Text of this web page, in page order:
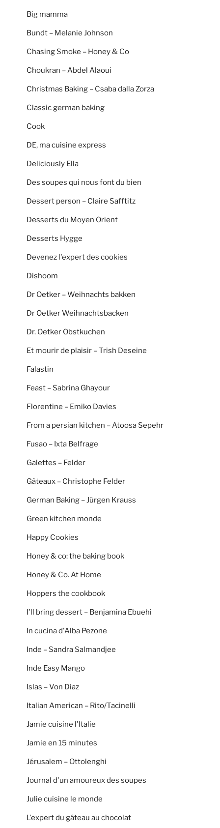
Big mamma
Bundt – Melanie Johnson
Chasing Smoke – Honey & Co
Choukran – Abdel Alaoui
Christmas Baking – Csaba dalla Zorza
Classic german baking
Cook
DE, ma cuisine express
Deliciously Ella
Des soupes qui nous font du bien
Dessert person – Claire Safftitz
Desserts du Moyen Orient
Desserts Hygge
Devenez l'expert des cookies
Dishoom
Dr Oetker – Weihnachts bakken
Dr Oetker Weihnachtsbacken
Dr. Oetker Obstkuchen
Et mourir de plaisir – Trish Deseine
Falastin
Feast – Sabrina Ghayour
Florentine – Emiko Davies
From a persian kitchen – Atoosa Sepehr
Fusao – Ixta Belfrage
Galettes – Felder
Gâteaux – Christophe Felder
German Baking – Jürgen Krauss
Green kitchen monde
Happy Cookies
Honey & co: the baking book
Honey & Co. At Home
Hoppers the cookbook
I'll bring dessert – Benjamina Ebuehi
In cucina d'Alba Pezone
Inde – Sandra Salmandjee
Inde Easy Mango
Islas – Von Diaz
Italian American – Rito/Tacinelli
Jamie cuisine l'Italie
Jamie en 15 minutes
Jérusalem – Ottolenghi
Journal d'un amoureux des soupes
Julie cuisine le monde
L'expert du gâteau au chocolat